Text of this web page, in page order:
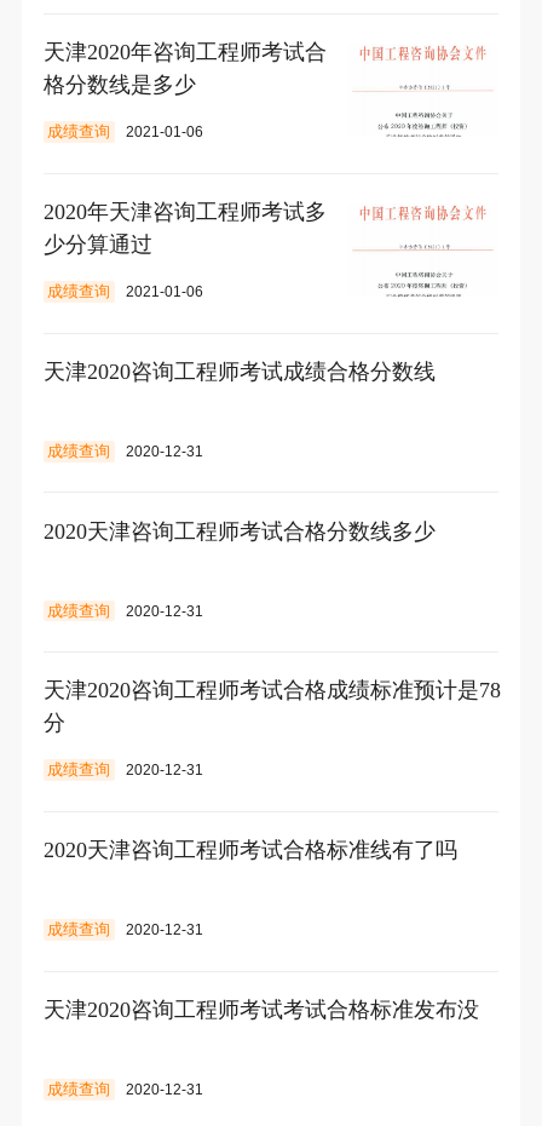
天津2020年咨询工程师考试合
格分数线是多少
成绩查询 2021-01-06
2020年天津咨询工程师考试多
少分算通过
成绩查询 2021-01-06
天津2020咨询工程师考试成绩合格分数线
成绩查询 2020-12-31
2020天津咨询工程师考试合格分数线多少
成绩查询 2020-12-31
天津2020咨询工程师考试合格成绩标准预计是78
分
成绩查询 2020-12-31
2020天津咨询工程师考试合格标准线有了吗
成绩查询 2020-12-31
天津2020咨询工程师考试考试合格标准发布没
成绩查询 2020-12-31